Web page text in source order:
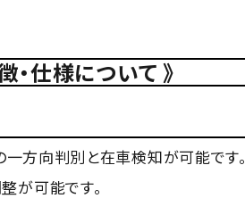
仕様について 》
方向判別と在車検知が可能です。
が可能です。